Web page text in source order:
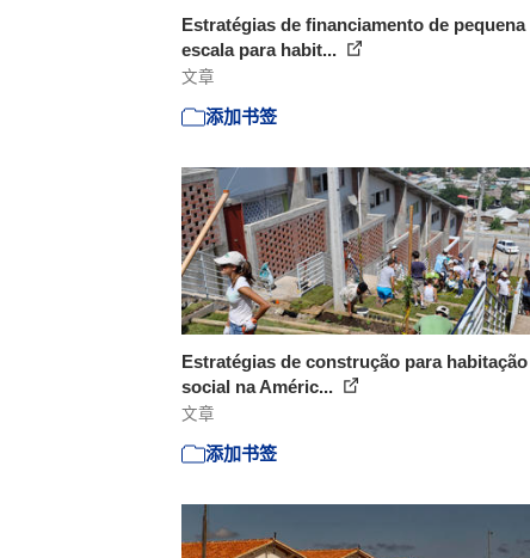
Estratégias de financiamento de pequena
escala para habit...
文章
添加书签
Estratégias de construção para habitação
social na Améric...
文章
添加书签